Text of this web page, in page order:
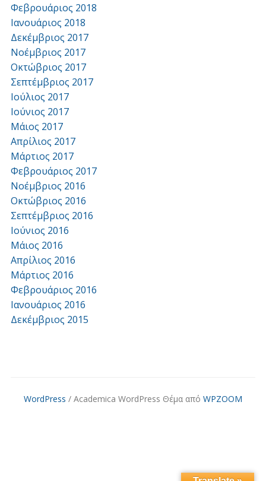
Φεβρουάριος 2018
Ιανουάριος 2018
Δεκέμβριος 2017
Νοέμβριος 2017
Οκτώβριος 2017
Σεπτέμβριος 2017
Ιούλιος 2017
Ιούνιος 2017
Μάιος 2017
Απρίλιος 2017
Μάρτιος 2017
Φεβρουάριος 2017
Νοέμβριος 2016
Οκτώβριος 2016
Σεπτέμβριος 2016
Ιούνιος 2016
Μάιος 2016
Απρίλιος 2016
Μάρτιος 2016
Φεβρουάριος 2016
Ιανουάριος 2016
Δεκέμβριος 2015
WordPress / Academica WordPress Θέμα από WPZOOM